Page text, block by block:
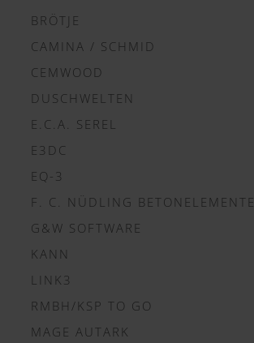
BRÖTJE
CAMINA / SCHMID
CEMWOOD
DUSCHWELTEN
E.C.A. SEREL
E3DC
EQ-3
F. C. NÜDLING BETONELEMENTE
G&W SOFTWARE
KANN
LINK3
RMBH/KSP TO GO
MAGE AUTARK